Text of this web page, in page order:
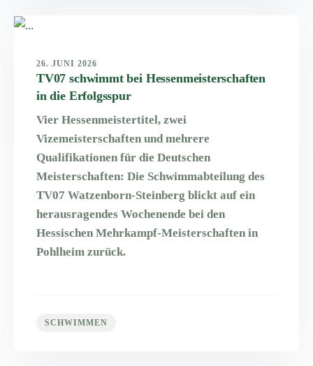
26. JUNI 2026
TV07 schwimmt bei Hessenmeisterschaften
in die Erfolgsspur
Vier Hessenmeistertitel, zwei
Vizemeisterschaften und mehrere
Qualifikationen für die Deutschen
Meisterschaften: Die Schwimmabteilung des
TV07 Watzenborn-Steinberg blickt auf ein
herausragendes Wochenende bei den
Hessischen Mehrkampf-Meisterschaften in
Pohlheim zurück.
SCHWIMMEN